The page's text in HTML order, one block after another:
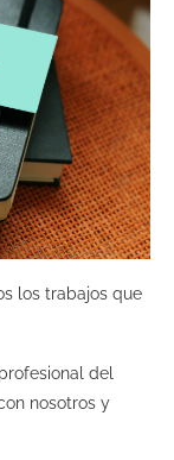
los trabajos que
del
nosotros y